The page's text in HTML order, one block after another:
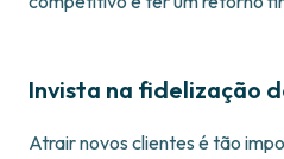
Invista na fidelização
Atrair novos clientes é tão